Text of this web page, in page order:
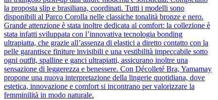
la proposta slip e brasiliana, coordinati. Tutti i modelli sono
disponibili al Parco Corolla nelle classiche tonalità bronze e nero.
Grande attenzione è stata inoltre dedicata al comfort: la collezione è
stata infatti sviluppata con l’innovativa tecnologia bonding
ultrapiatta, che grazie all’assenza di elastici a diretto contatto con la
pelle garantisce finiture invisibili e una vestibilità impeccabile sotto
ogni outfit, spalline e ganci ultrapiatti, assicurano inoltre una
sensazione di leggerezza e benessere. Con Décolleté Bra, Yamamay
propone una nuova interpretazione della lingerie quotidiana, dove
estetica, innovazione e comfort si incontrano per valorizzare la
femminilità in modo naturale.